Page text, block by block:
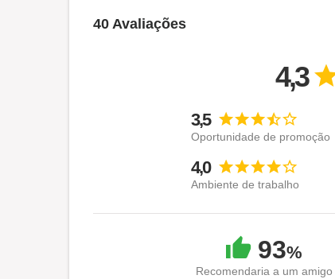
40 Avaliações
4,3
3,5
Oportunidade de promoção
4,0
Ambiente de trabalho
93%
Recomendaria a um amigo